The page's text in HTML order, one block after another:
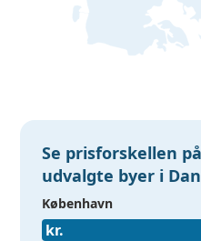
Se prisforskellen
udvalgte byer i
København